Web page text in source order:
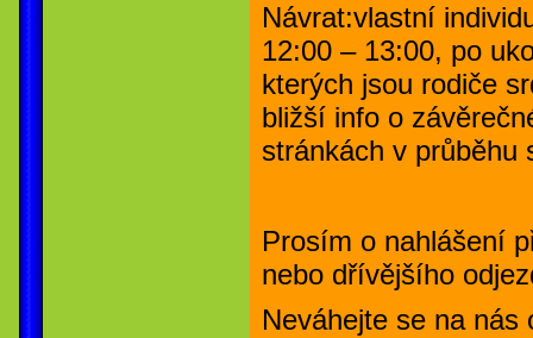
Návrat:vlastní
12:00 – 13:00, po
kterých jsou rodiče
bližší info o
stránkách v průběhu
Prosím o nahlášení
nebo dřívějšího
Neváhejte se na nás